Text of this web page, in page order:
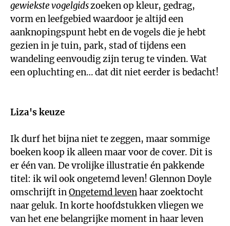
gewiekste vogelgidszoeken op kleur, gedrag,
vorm en leefgebied waardoor je altijd een
aanknopingspunt hebt en de vogels die je hebt
gezien in je tuin, park, stad of tijdens een
wandeling eenvoudig zijn terug te vinden. Wat
een opluchting en… dat dit niet eerder is bedacht!
Liza's keuze
Ik durf het bijna niet te zeggen, maar sommige
boeken koop ik alleen maar voor de cover. Dit is
er één van. De vrolijke illustratie én pakkende
titel: ik wil ook ongetemd leven! Glennon Doyle
omschrijft inOngetemd levenhaar zoektocht
naar geluk. In korte hoofdstukken vliegen we
van het ene belangrijke moment in haar leven